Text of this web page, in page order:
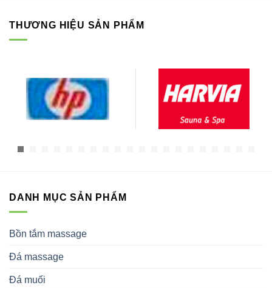
THƯƠNG HIỆU SẢN PHẨM
DANH MỤC SẢN PHẨM
Bồn tắm massage
Đá massage
Đá muối